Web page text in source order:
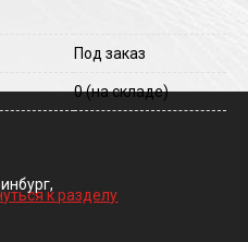
Под заказ
0(на складе)
к разделу